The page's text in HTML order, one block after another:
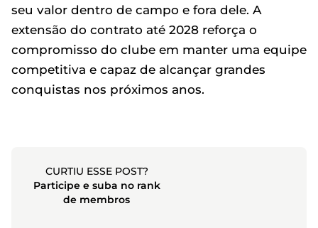
seu valor dentro de campo e fora dele. A
extensão do contrato até 2028 reforça o
compromisso do clube em manter uma equipe
competitiva e capaz de alcançar grandes
conquistas nos próximos anos.
CURTIU ESSE POST?
Participe e suba no rank
de membros